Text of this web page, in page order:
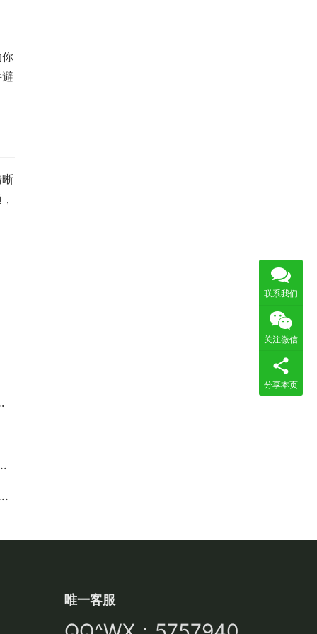
唯一客服
联系我们
关注微信
分享本页